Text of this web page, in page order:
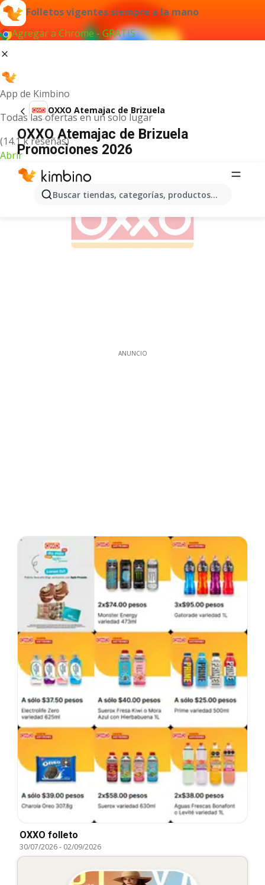
Folletos vigentes siempre a la mano
Agregar a Chrome - GRATIS
App de Kimbino
Todas las ofertas en un solo lugar
(14.1 k reseñas)
Abrir
Buscar tiendas, categorías, productos...
OXXO Atemajac de Brizuela
OXXO Atemajac de Brizuela
Promociones 2026
ANUNCIO
OXXO folleto
30/07/2026- 02/09/2026